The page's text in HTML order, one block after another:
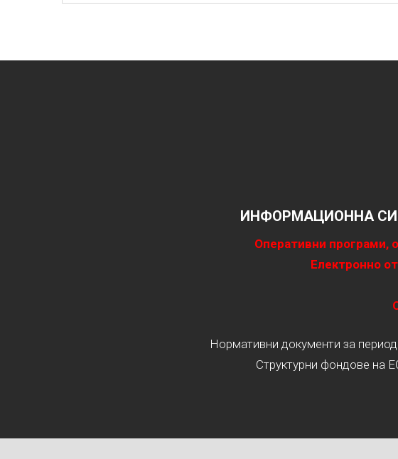
ИНФОРМАЦИОННА
Оперативни програми,
Електронно
Нормативни документи за
Структурни фондове на